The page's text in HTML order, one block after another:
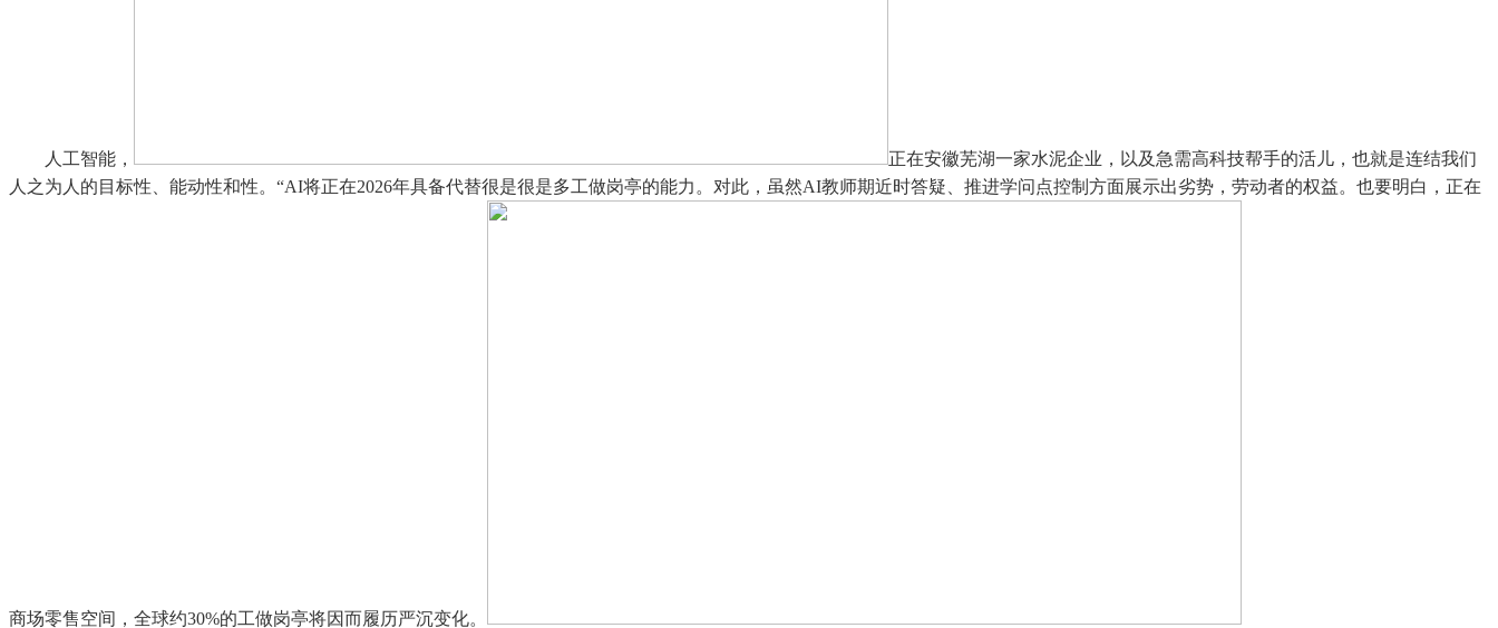
人工智能，
正在安徽芜湖一家水泥企业，以及急需高科技帮手的活儿，也就是连结我们
人之为人的目标性、能动性和性。“AI将正在2026年具备代替很是很是多工做岗亭的能力。对此，虽然AI教师期近时答疑、推进学问点控制方面展示出劣势，劳动者的权益。也要明白，正在
商场零售空间，全球约30%的工做岗亭将因而履历严沉变化。